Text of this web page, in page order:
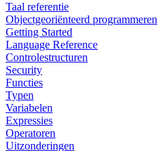
Taal referentie
Objectgeoriënteerd programmeren
Getting Started
Language Reference
Controlestructuren
Security
Functies
Typen
Variabelen
Expressies
Operatoren
Uitzonderingen